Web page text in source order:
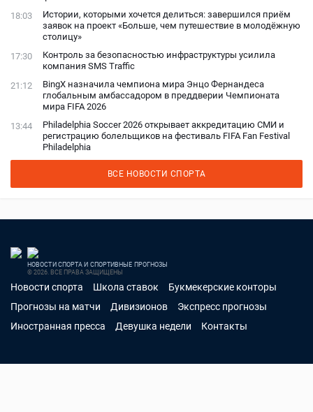
18:03
Истории, которыми хочется делиться: завершился приём
заявок на проект «Больше, чем путешествие в молодёжную
столицу»
17:30
Контроль за безопасностью инфраструктуры усилила
компания SMS Traffic
21:12
BingX назначила чемпиона мира Энцо Фернандеса
глобальным амбассадором в преддверии Чемпионата
мира FIFA 2026
13:44
Philadelphia Soccer 2026 открывает аккредитацию СМИ и
регистрацию болельщиков на фестиваль FIFA Fan Festival
Philadelphia
ВСЕ НОВОСТИ СПОРТА
НОВОСТИ СПОРТА И СПОРТИВНЫЕ ПРОГНОЗЫ
© 2026. ВСЕ ПРАВА ЗАЩИЩЕНЫ
Новости спорта Школа ставок
Букмекерские конторы
Прогнозы на матчи
Дивизионов
Экспресс прогнозы
Иностранная пресса
Девушка недели Контакты